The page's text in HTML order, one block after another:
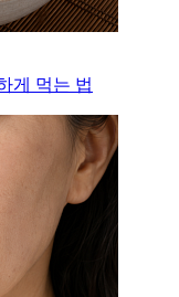
게 먹는 법